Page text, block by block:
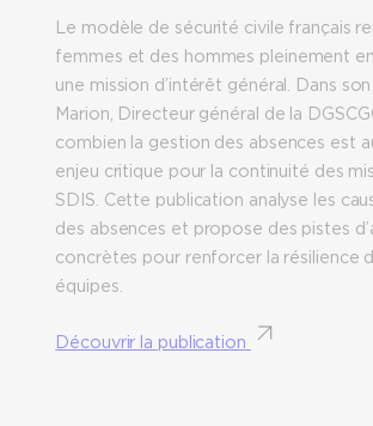
Le modèle de sécurité civile français
femmes et des hommes pleinement
une mission d’intérêt général. Dans
Marion, Directeur général de la
combien la gestion des absences est
enjeu critique pour la continuité des
SDIS. Cette publication analyse les
des absences et propose des pistes
concrètes pour renforcer la résilience
équipes.
Découvrir la publication